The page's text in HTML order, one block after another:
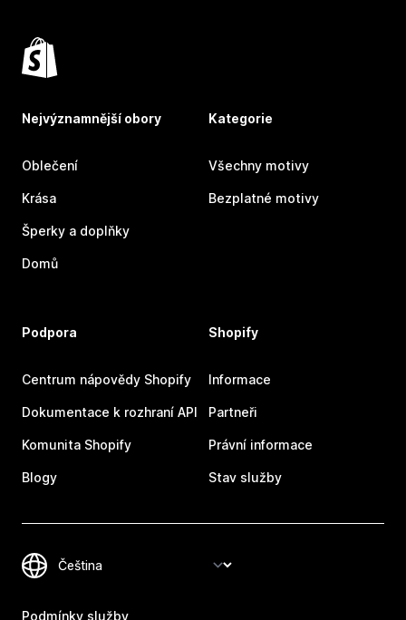
Nejvýznamnější obory
Oblečení
Krása
Šperky a doplňky
Domů
Kategorie
Všechny motivy
Bezplatné motivy
Podpora
Centrum nápovědy Shopify
Dokumentace k rozhraní API
Komunita Shopify
Blogy
Shopify
Informace
Partneři
Právní informace
Stav služby
Podmínky služby